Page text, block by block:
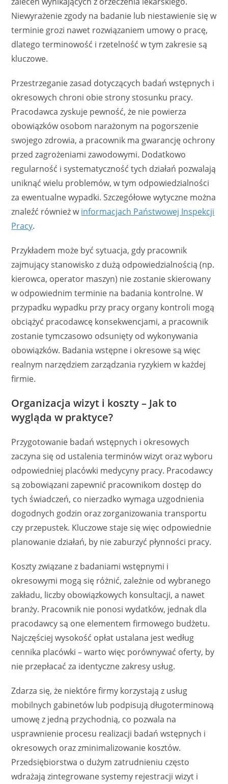
Niewyrażenie zgody na badanie lub niestawienie się w
terminie grozi nawet rozwiązaniem umowy o pracę,
dlatego terminowość i rzetelność w tym zakresie są
kluczowe.
Przestrzeganie zasad dotyczących badań wstępnych i
okresowych chroni obie strony stosunku pracy.
Pracodawca zyskuje pewność, że nie powierza
obowiązków osobom narażonym na pogorszenie
swojego zdrowia, a pracownik ma gwarancję ochrony
przed zagrożeniami zawodowymi. Dodatkowo
regularność i systematyczność tych działań pozwalają
uniknąć wielu problemów, w tym odpowiedzialności
za ewentualne wypadki. Szczegółowe wytyczne można
znaleźć również winformacjach Państwowej Inspekcji
Pracy.
Przykładem może być sytuacja, gdy pracownik
zajmujący stanowisko z dużą odpowiedzialnością (np.
kierowca, operator maszyn) nie zostanie skierowany
w odpowiednim terminie na badania kontrolne. W
przypadku wypadku przy pracy organy kontroli mogą
obciążyć pracodawcę konsekwencjami, a pracownik
zostanie tymczasowo odsunięty od wykonywania
obowiązków. Badania wstępne i okresowe są więc
realnym narzędziem zarządzania ryzykiem w każdej
firmie.
Organizacja wizyt i koszty – Jak to
wygląda w praktyce?
Przygotowanie badań wstępnych i okresowych
zaczyna się od ustalenia terminów wizyt oraz wyboru
odpowiedniej placówki medycyny pracy. Pracodawcy
są zobowiązani zapewnić pracownikom dostęp do
tych świadczeń, co nierzadko wymaga uzgodnienia
dogodnych godzin oraz zorganizowania transportu
czy przepustek. Kluczowe staje się więc odpowiednie
planowanie działań, by nie zaburzyć płynności pracy.
Koszty związane z badaniami wstępnymi i
okresowymi mogą się różnić, zależnie od wybranego
zakładu, liczby obowiązkowych konsultacji, a nawet
branży. Pracownik nie ponosi wydatków, jednak dla
pracodawcy są one elementem firmowego budżetu.
Najczęściej wysokość opłat ustalana jest według
cennika placówki – warto więc porównywać oferty, by
nie przepłacać za identyczne zakresy usług.
Zdarza się, że niektóre firmy korzystają z usług
mobilnych gabinetów lub podpisują długoterminową
umowę z jedną przychodnią, co pozwala na
usprawnienie procesu realizacji badań wstępnych i
okresowych oraz zminimalizowanie kosztów.
Przedsiębiorstwa o dużym zatrudnieniu często
wdrażają zintegrowane systemy rejestracji wizyt i